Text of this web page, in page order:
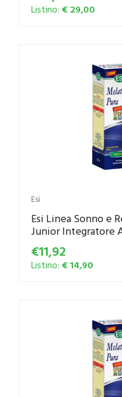
Listino: € 29,00
Esi
Esi Linea Sonno e
Junior Integratore
€11,92
Listino: € 14,90